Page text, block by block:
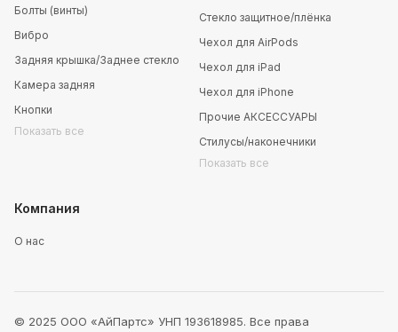
Болты (винты)
Вибро
Задняя крышка/Заднее стекло
Камера задняя
Кнопки
Показать все
Стекло защитное/плёнка
Чехол для AirPods
Чехол для iPad
Чехол для iPhone
Прочие АКСЕССУАРЫ
Стилусы/наконечники
Показать все
Компания
О нас
© 2025 ООО «АйПартс» УНП 193618985. Все права